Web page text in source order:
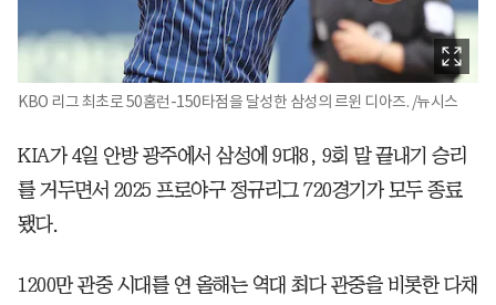
KBO 리그 최초로 50홈런-150타점을 달성한 삼성의 르윈 디아즈. /뉴시스
KIA가 4일 안방 광주에서 삼성에 9대8, 9회 말 끝내기 승리
를 거두면서 2025 프로야구 정규리그 720경기가 모두 종료
됐다.
1200만 관중 시대를 연 올해는 역대 최다 관중을 비롯한 다채